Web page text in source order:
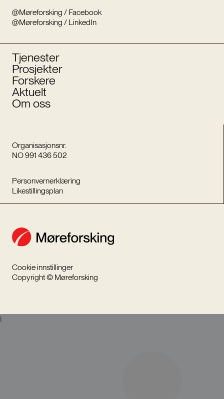
@Møreforsking / Facebook
@Møreforsking / LinkedIn
Organisasjonsnr.
NO 991 436 502
Personvernerklæring
Likestillingsplan
Tjenester
Prosjekter
Forskere
Aktuelt
Om oss
Cookie innstillinger
Copyright © Møreforsking
I